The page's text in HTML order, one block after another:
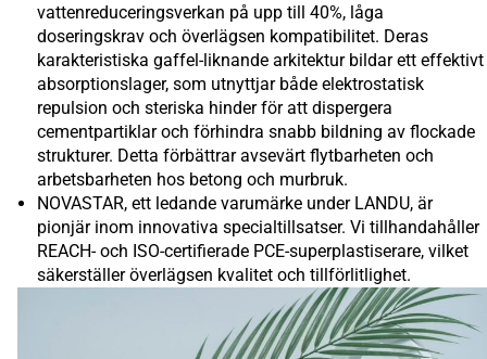
vattenreduceringsverkan på upp till 40%, låga
doseringskrav och överlägsen kompatibilitet. Deras
karakteristiska gaffel-liknande arkitektur bildar ett effektivt
absorptionslager, som utnyttjar både elektrostatisk
repulsion och steriska hinder för att dispergera
cementpartiklar och förhindra snabb bildning av flockade
strukturer. Detta förbättrar avsevärt flytbarheten och
arbetsbarheten hos betong och murbruk.
NOVASTAR, ett ledande varumärke under LANDU, är
pionjär inom innovativa specialtillsatser. Vi tillhandahåller
REACH- och ISO-certifierade PCE-superplastiserare, vilket
säkerställer överlägsen kvalitet och tillförlitlighet.